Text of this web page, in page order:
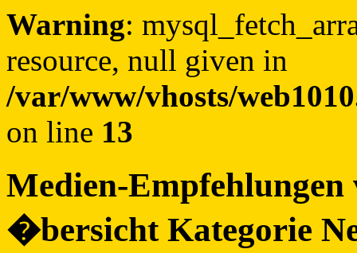
Warning:
resource, null given in
/var/www/vhosts/
on line 13
Medien-
�bersicht Kategorie